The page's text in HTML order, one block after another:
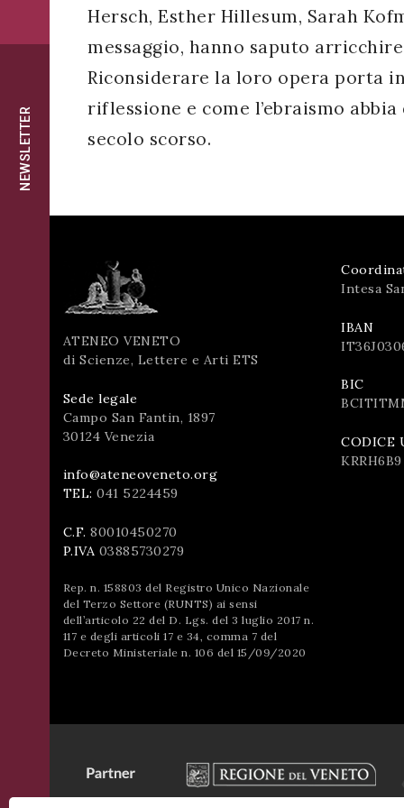
NEWSLETTER
Hersch, Esther Hillesum, Sarah
messaggio, hanno saputo
Riconsiderare la loro opera porta
riflessione e come l’ebraismo
secolo scorso.
successo!
ATENEO VENETO
di Scienze, Lettere e Arti ETS
Sede legale
Campo San Fantin, 1897
30124 Venezia
info@ateneoveneto.org
TEL: 041 5224459
C.F. 80010450270
P.IVA 03885730279
Rep. n. 158803 del Registro Unico Nazionale
del Terzo Settore (RUNTS) ai sensi
dell’articolo 22 del D. Lgs. del 3 luglio 2017 n.
117 e degli articoli 17 e 34, comma 7 del
Decreto Ministeriale n. 106 del 15/09/2020
Intesa
IBAN
BIC
CODICE
KRRH6B9